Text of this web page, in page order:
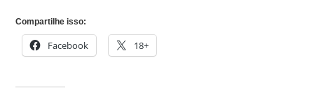
Compartilhe isso:
Facebook 18+